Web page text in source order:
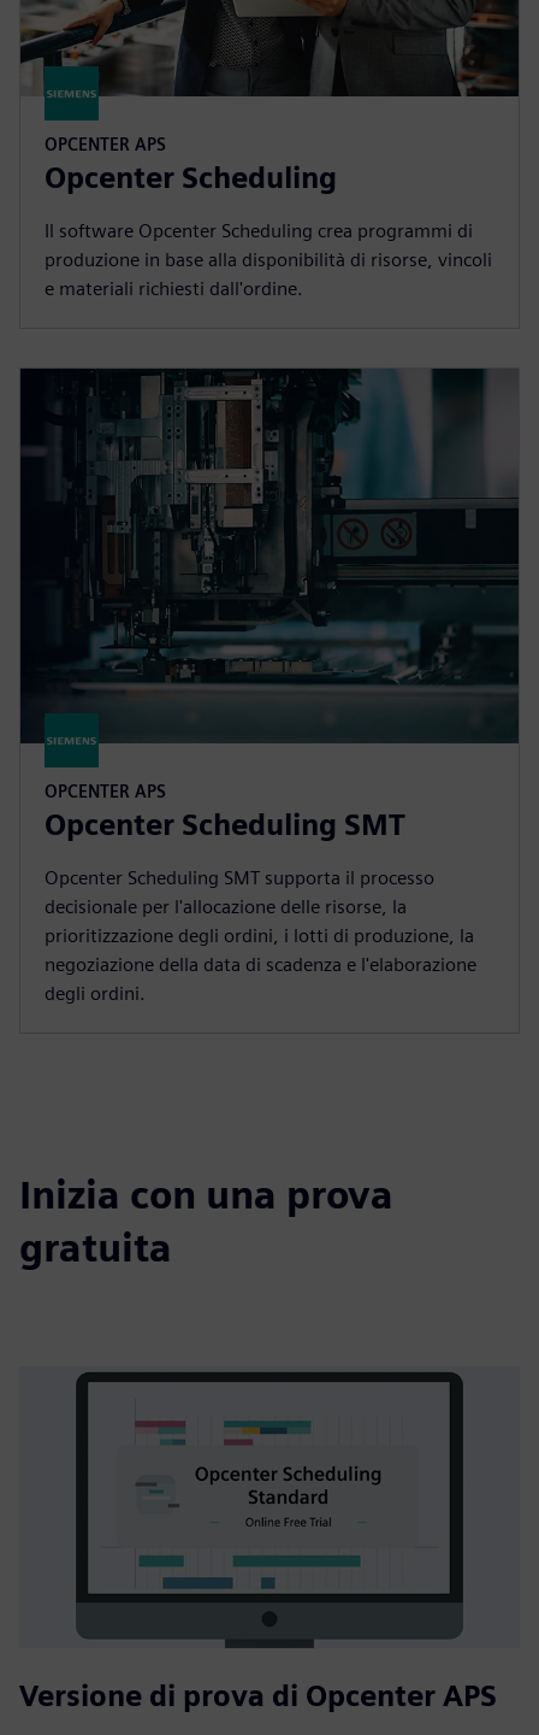
OPCENTER APS
Opcenter Scheduling
Il software Opcenter Scheduling crea programmi di
produzione in base alla disponibilità di risorse, vincoli
e materiali richiesti dall'ordine.
OPCENTER APS
Opcenter Scheduling SMT
Opcenter Scheduling SMT supporta il processo
decisionale per l'allocazione delle risorse, la
prioritizzazione degli ordini, i lotti di produzione, la
negoziazione della data di scadenza e l'elaborazione
degli ordini.
Inizia con una prova
gratuita
Versione di prova di Opcenter APS